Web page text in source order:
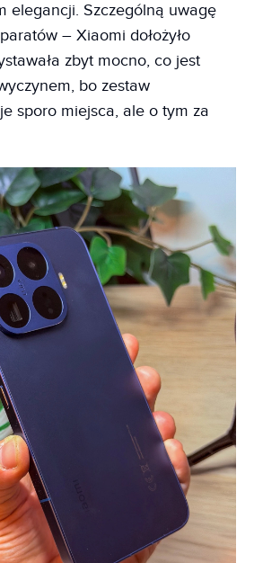
elegancji. Szczególną uwagę
– Xiaomi dołożyło
zbyt mocno, co jest
bo zestaw
sporo miejsca, ale o tym za